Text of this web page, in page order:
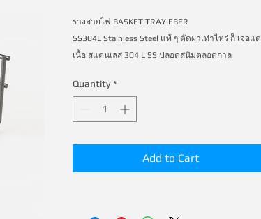
รางสายไฟ BASKET TRAY EBFR
SS304L Stainless Steel แท้ ๆ ตัดผ่าเท่าไหร่ ก็ เจอแต่
เนื้อ สแตนเลส 304 L SS ปลอดสนิมตลอดกาล
Quantity *
Add to Cart